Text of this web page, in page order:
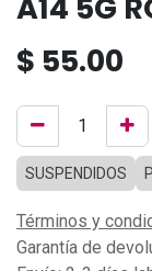
$ 55.00
SUSPENDIDOS
Términos y
Garantía de